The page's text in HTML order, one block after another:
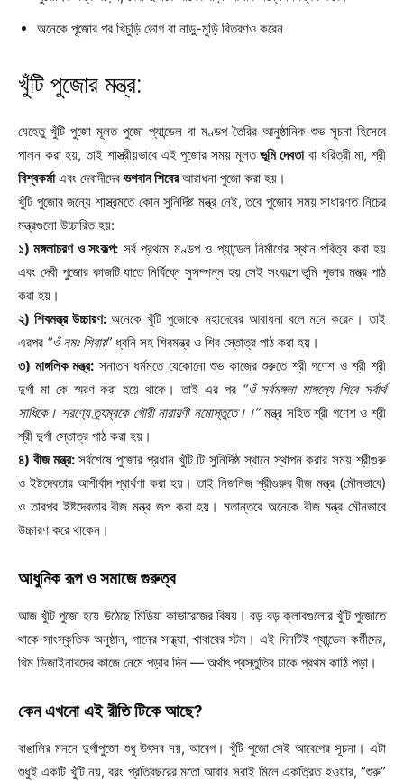
অনেকে পূজোর পর খিচুড়ি ভোগ বা নাড়ু-মুড়ি বিতরণও করেন
খুঁটি পুজোর মন্ত্র:
যেহেতু খুঁটি পুজো মূলত পুজো প্যান্ডেল বা মণ্ডপ তৈরির আনুষ্ঠানিক শুভ সূচনা হিসেবে
পালন করা হয়, তাই শাস্ত্রীয়ভাবে এই পুজোর সময় মূলতভূমি দেবতাবা ধরিত্রী মা, শ্রী
বিশ্বকর্মাএবং দেবাদীদেব ভগবান শিবেরআরাধনা পুজো করা হয়।
খুঁটি পুজোর জন্যে শাস্ত্রমতে কোন সুনির্দিষ্ট মন্ত্র নেই, তবে পুজোর সময় সাধারণত নিচের
মন্ত্রগুলো উচ্চারিত হয়:
১) মঙ্গলাচরণ ও সংকল্প: সর্ব প্রথমে মণ্ডপ ও প্যান্ডেল নির্মাণের স্থান পবিত্র করা হয়
এবং দেবী পুজোর কাজটি যাতে নির্বিঘ্নে সুসম্পন্ন হয় সেই সংকল্পে ভূমি পূজার মন্ত্র পাঠ
করা হয়।
২) শিবমন্ত্র উচ্চারণ:অনেকে খুঁটি পুজোকে মহাদেবের আরাধনা বলে মনে করেন। তাই
এরপর “ওঁ নমঃ শিবায়” ধ্বনি সহ শিবমন্ত্র ও শিব স্তোত্র পাঠ করা হয়।
৩) মাঙ্গলিক মন্ত্র: সনাতন ধর্মমতে যেকোনো শুভ কাজের শুরুতে শ্রী গণেশ ও শ্রী শ্রী
দুর্গা মা কে স্মরণ করা হয়ে থাকে। তাই এর পর “ওঁ সর্বমঙ্গলা মাঙ্গল্যে শিবে সর্বার্থ
সাধিকে। শরণ্যে ত্র্যম্বকে গৌরী নারায়ণী নমোস্তুতে।।”মন্ত্র সহিত শ্রী গণেশ ও শ্রী
শ্রী দুর্গা স্তোত্র পাঠ করা হয়।
৪) বীজ মন্ত্র:সর্বশেষে পুজোর প্রধান খুঁটি টি সুনির্দিষ্ঠ স্থানে স্থাপন করার সময় শ্রীগুরু
ও ইষ্টদেবতার আশীর্বাদ প্রার্থণা করা হয়। তাই নিজনিজ শ্রীগুরুর বীজ মন্ত্র (মৌনভাবে)
ও তারপর ইষ্টদেবতার বীজ মন্ত্র জপ করা হয়। মতান্তরে অনেকে বীজ মন্ত্র মৌনভাবে
উচ্চারণ করে থাকেন।
আধুনিক রূপ ও সমাজে গুরুত্ব
আজ খুঁটি পুজো হয়ে উঠেছে মিডিয়া কাভারেজের বিষয়। বড় বড় ক্লাবগুলোর খুঁটি পুজোতে
থাকে সাংস্কৃতিক অনুষ্ঠান, গানের সন্ধ্যা, খাবারের স্টল। এই দিনটিই প্যান্ডেল কর্মীদের,
থিম ডিজাইনারদের কাজে নেমে পড়ার দিন — অর্থাৎ প্রস্তুতির ঢাকে প্রথম কাঠি পড়া।
কেন এখনো এই রীতি টিকে আছে?
বাঙালির মননে দুর্গাপুজো শুধু উৎসব নয়, আবেগ। খুঁটি পুজো সেই আবেগের সূচনা। এটা
শুধুই একটি খুঁটি নয়, বরং প্রতিবছরের মতো আবার সবাই মিলে একত্রিত হওয়ার, “শুরু”